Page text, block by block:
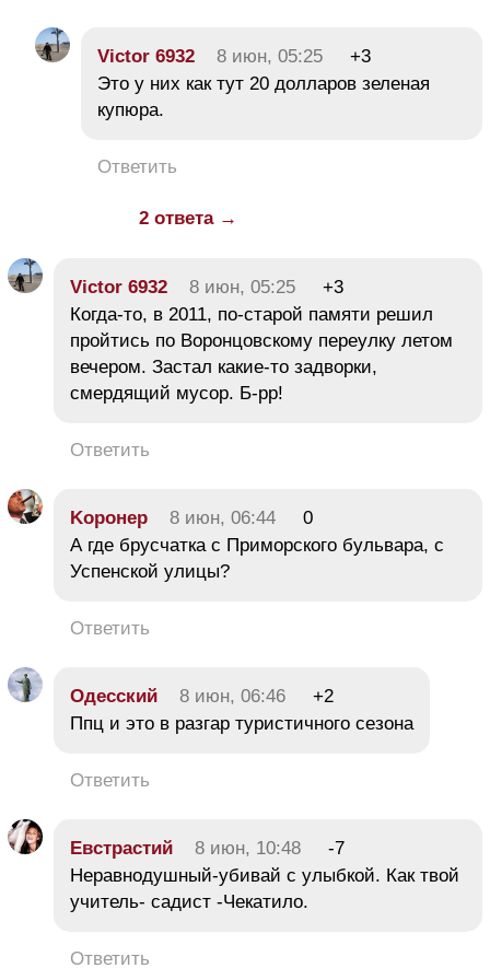
Victor 6932 8 июн, 05:25
+3
Это у них как тут 20 долларов зеленая
купюра.
Ответить
2 ответа →
Victor 6932 8 июн, 05:25
+3
Когда-то, в 2011, по-старой памяти решил
пройтись по Воронцовскому переулку летом
вечером. Застал какие-то задворки,
смердящий мусор. Б-рр!
Ответить
Koронер 8 июн, 06:44
0
А где брусчатка с Приморского бульвара, с
Успенской улицы?
Ответить
Одесский 8 июн, 06:46
+2
Ппц и это в разгар туристичного сезона
Ответить
Евстрастий 8 июн, 10:48
-7
Неравнодушный-убивай с улыбкой. Как твой
учитель- садист -Чекатило.
Ответить